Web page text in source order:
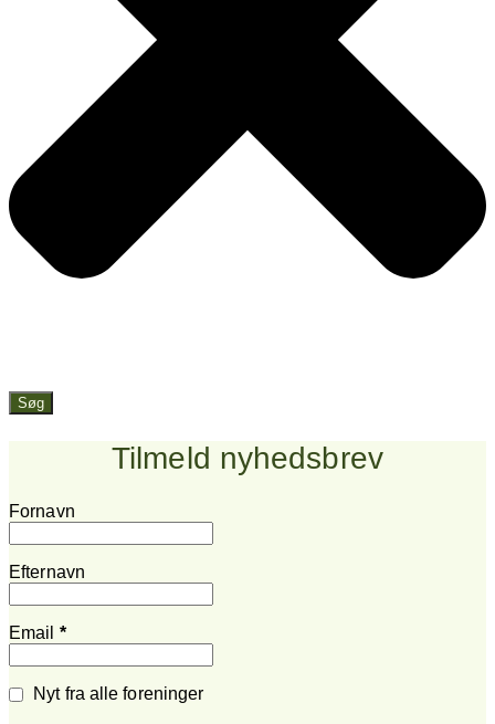
Søg
Tilmeld nyhedsbrev
Fornavn
Efternavn
Email *
Nyt fra alle foreninger